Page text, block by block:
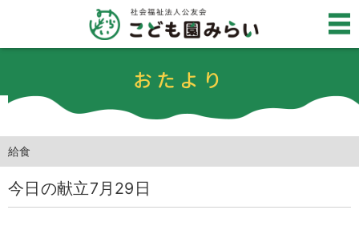
おたより
給食
今日の献立7月29日